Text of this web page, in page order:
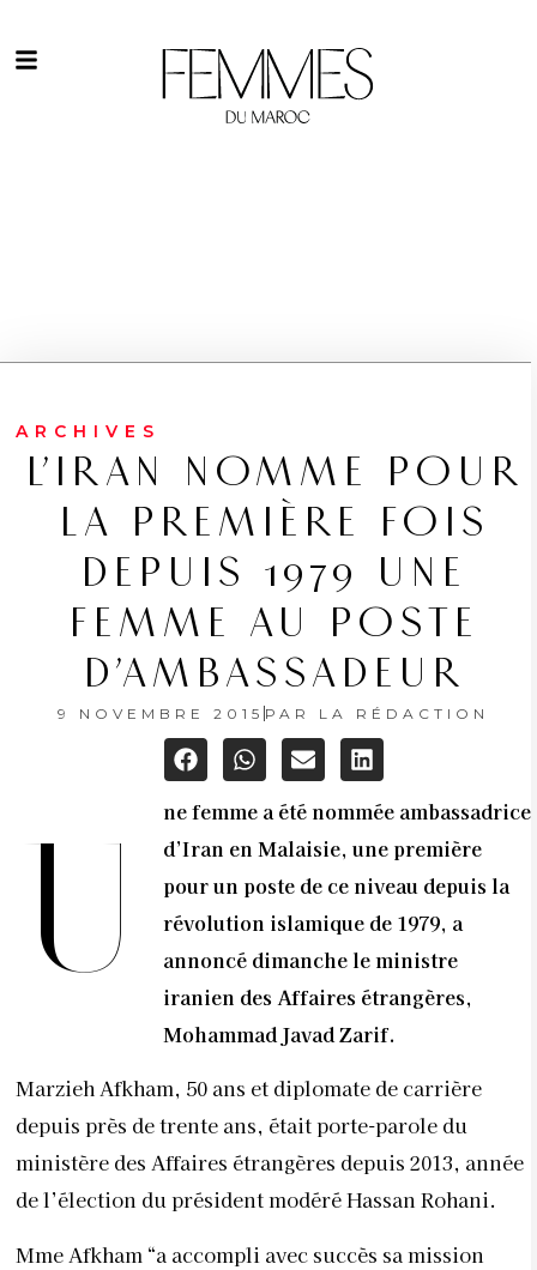
ARCHIVES
L’IRAN NOMME POUR
LA PREMIÈRE FOIS
DEPUIS 1979 UNE
FEMME AU POSTE
D’AMBASSADEUR
9 NOVEMBRE 2015 PAR LA RÉDACTION
U
ne femme a été nommée ambassadrice
d’Iran en Malaisie, une première
pour un poste de ce niveau depuis la
révolution islamique de 1979, a
annoncé dimanche le ministre
iranien des Affaires étrangères,
Mohammad Javad Zarif.
Marzieh Afkham, 50 ans et diplomate de carrière
depuis près de trente ans, était porte-parole du
ministère des Affaires étrangères depuis 2013, année
de l’élection du président modéré Hassan Rohani.
Mme Afkham “a accompli avec succès sa mission